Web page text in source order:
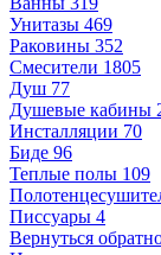
Унитазы 469
Раковины 352
Смесители 1805
Душ 77
Душевые кабины
Инсталляции 70
Биде 96
Теплые полы 109
Писсуары 4
Вернуться